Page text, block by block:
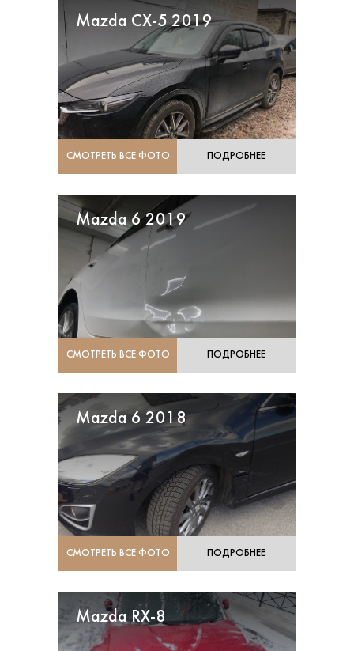
Mazda CX-5 2019
СМОТРЕТЬ ВСЕ ФОТО ПОДРОБНЕЕ
Mazda 6 2019
СМОТРЕТЬ ВСЕ ФОТО ПОДРОБНЕЕ
Mazda 6 2018
СМОТРЕТЬ ВСЕ ФОТО ПОДРОБНЕЕ
Mazda RX-8